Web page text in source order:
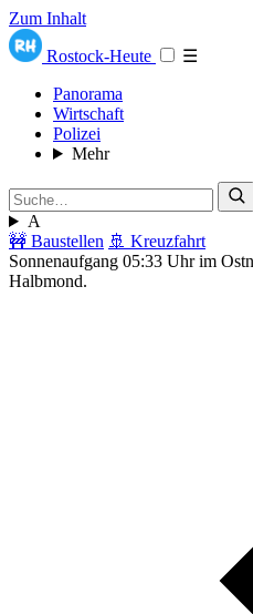
Zum Inhalt
Rostock-Heute
☰
Panorama
Wirtschaft
Polizei
Mehr
A
🚧 Baustellen 🚢 Kreuzfahrt
Sonnenaufgang 05:33 Uhr im
Halbmond.